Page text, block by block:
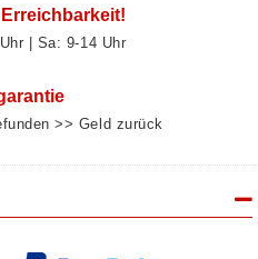
| Sa: 9‑14 Uhr
>> Geld zurück